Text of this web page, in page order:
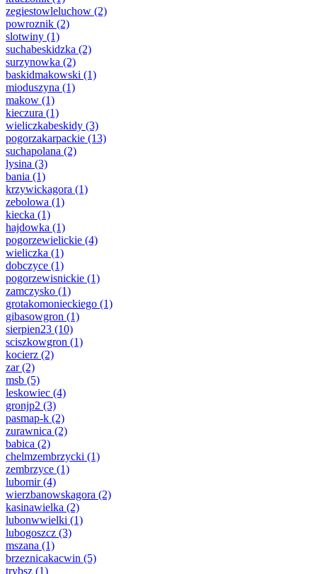
zegiestowleluchow (2)
powroznik (2)
slotwiny (1)
suchabeskidzka (2)
surzynowka (2)
baskidmakowski (1)
mioduszyna (1)
makow (1)
kieczura (1)
wieliczkabeskidy (3)
pogorzakarpackie (13)
suchapolana (2)
lysina (3)
bania (1)
krzywickagora (1)
zebolowa (1)
kiecka (1)
hajdowka (1)
pogorzewielickie (4)
wieliczka (1)
dobczyce (1)
pogorzewisnickie (1)
zamczysko (1)
grotakomonieckiego (1)
gibasowgron (1)
sierpien23 (10)
sciszkowgron (1)
kocierz (2)
zar(2)
msb (5)
leskowiec (4)
gronjp2 (3)
pasmap-k (2)
zurawnica (2)
babica (2)
chelmzembrzycki (1)
zembrzyce (1)
lubomir(4)
wierzbanowskagora (2)
kasinawielka (2)
lubonwwielki (1)
lubogoszcz (3)
mszana (1)
brzeznicakacwin (5)
trybsz (1)